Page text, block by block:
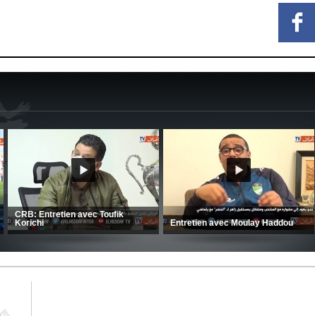
(Coupe de la CAF) Nkana FC 1 -
CRB 0
CSC: La préparation des hommes
d’Amrani se poursuit en Tunisie